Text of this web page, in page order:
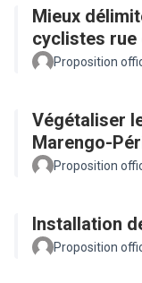
Mieux
cyclistes rue
Proposition
Végétaliser
Marengo-
Proposition
Installation
Proposition